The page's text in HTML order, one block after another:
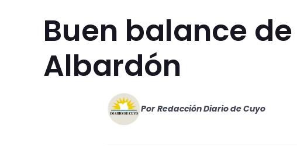
Buen balance
Albardón
Por Redacción Diario de Cuyo